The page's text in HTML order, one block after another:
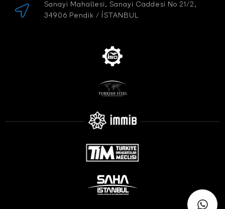
Sanayi Mahallesi, Sanayi Caddesi No 21/2,
34906 Pendik / İSTANBUL